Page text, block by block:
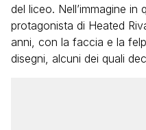
del liceo. Nell’immagine in
protagonista di Heated
anni, con la faccia e la
disegni, alcuni dei quali